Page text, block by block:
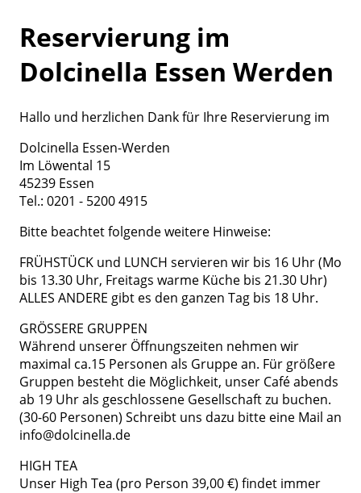
Reservierung im
Dolcinella Essen Werden
Hallo und herzlichen Dank für Ihre Reservierung im
Dolcinella Essen-Werden
Im Löwental 15
45239 Essen
Tel.: 0201 - 5200 4915
Bitte beachtet folgende weitere Hinweise:
FRÜHSTÜCK und LUNCH servieren wir bis 16 Uhr (Mo
bis 13.30 Uhr, Freitags warme Küche bis 21.30 Uhr)
ALLES ANDERE gibt es den ganzen Tag bis 18 Uhr.
GRÖSSERE GRUPPEN
Während unserer Öffnungszeiten nehmen wir
maximal ca.15 Personen als Gruppe an. Für größere
Gruppen besteht die Möglichkeit, unser Café abends
ab 19 Uhr als geschlossene Gesellschaft zu buchen.
(30-60 Personen) Schreibt uns dazu bitte eine Mail an
info@dolcinella.de
HIGH TEA
Unser High Tea (pro Person 39,00 €) findet immer